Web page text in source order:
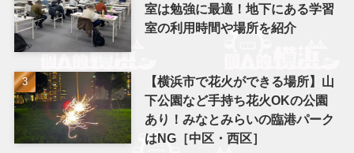
室は勉強に最適！地下にある学習
室の利用時間や場所を紹介
【横浜市で花火ができる場所】山
下公園など手持ち花火OKの公園
あり！みなとみらいの臨港パーク
はNG［中区・西区］